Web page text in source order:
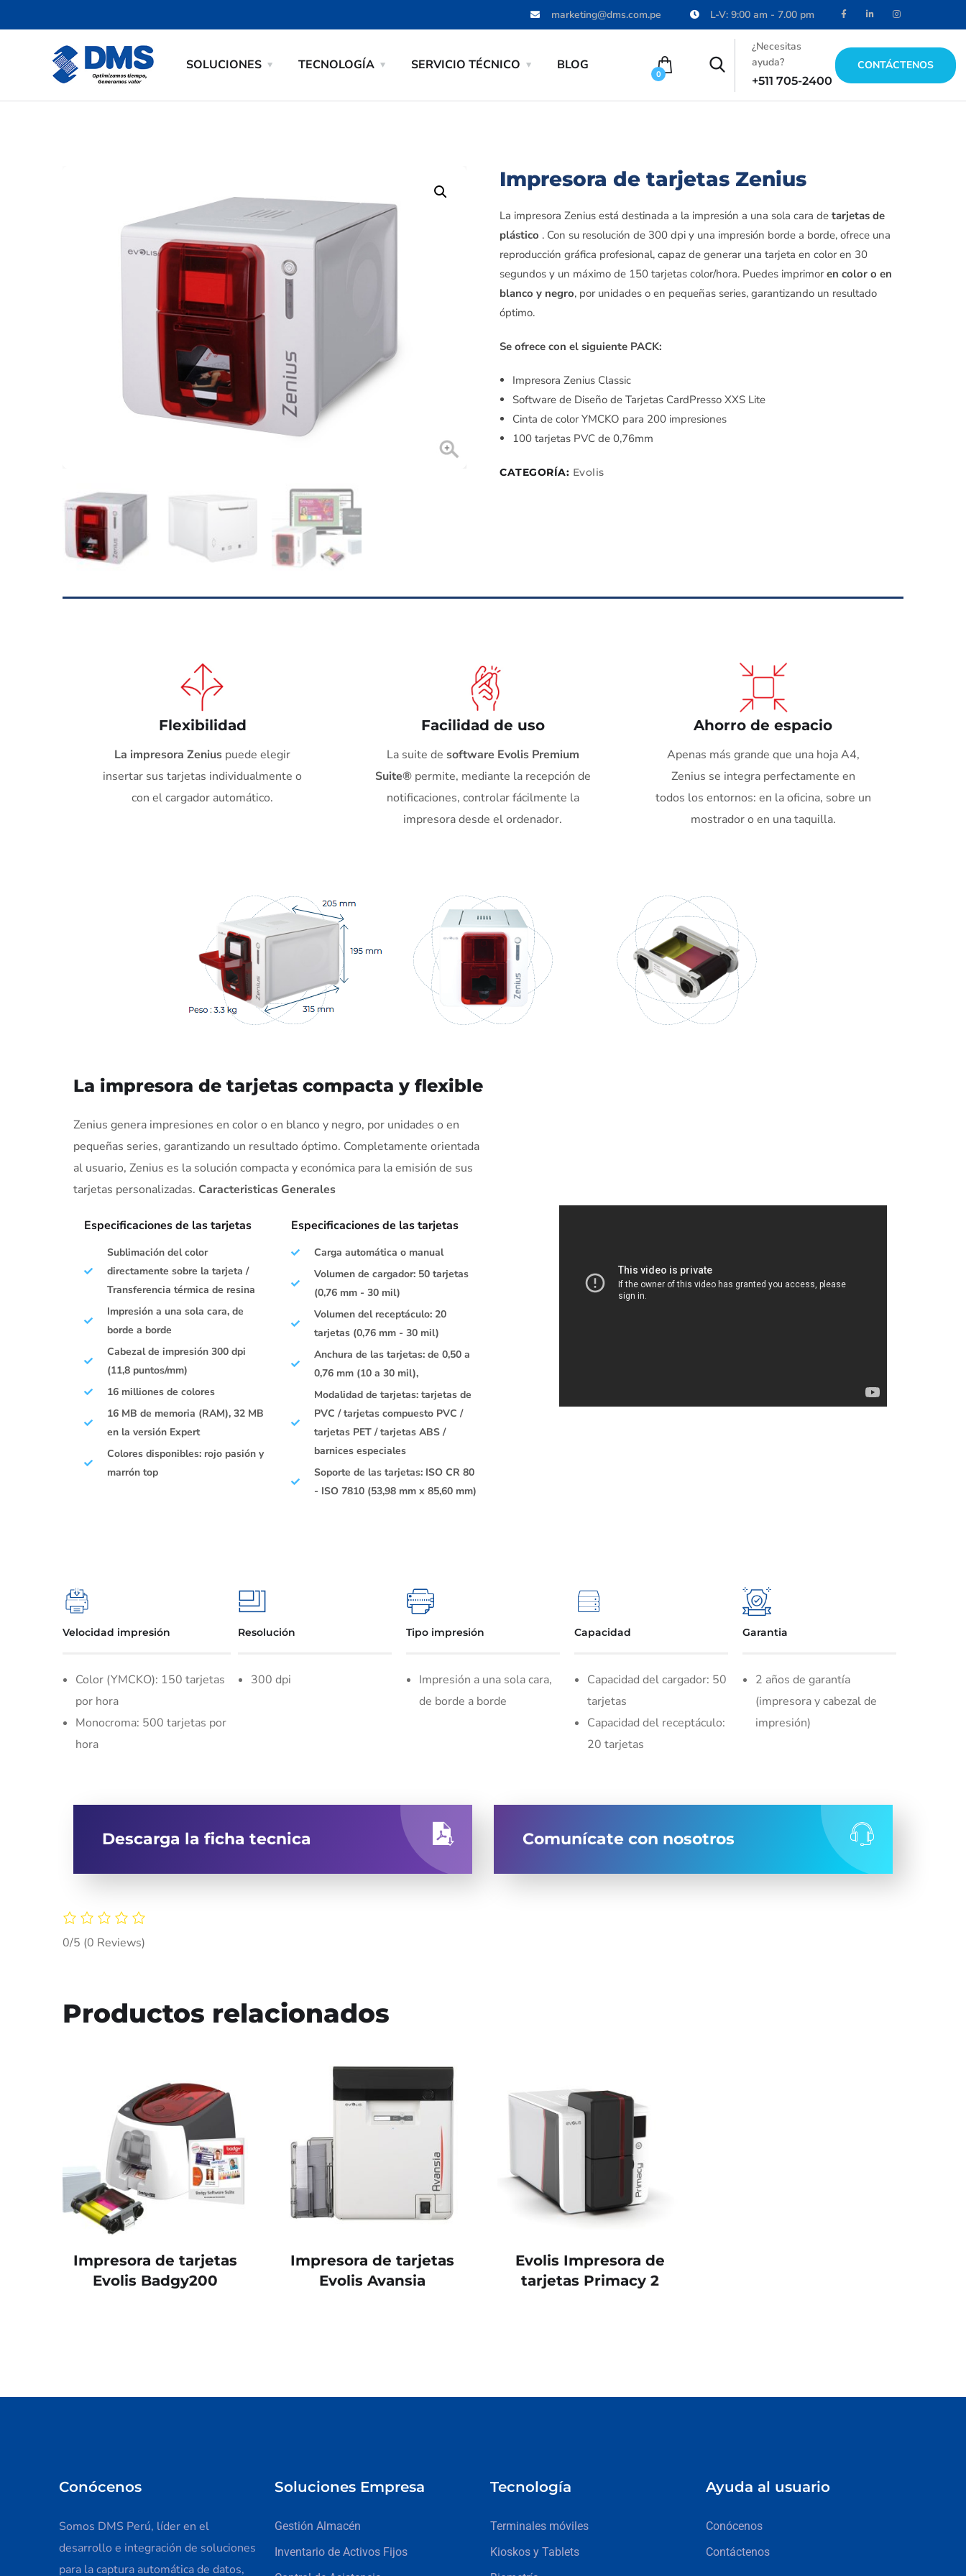
marketing@dms.com.pe L-V: 9:00 am - 7.00 pm
SOLUCIONES TECNOLOGÍA SERVICIO TÉCNICO BLOG
0
¿Necesitas
ayuda?
+511 705-2400
CONTÁCTENOS
Impresora de tarjetas Zenius
La impresora Zenius está destinada a la impresión a una sola cara de tarjetas de
plástico . Con su resolución de 300 dpi y una impresión borde a borde, ofrece una
reproducción gráfica profesional, capaz de generar una tarjeta en color en 30
segundos y un máximo de 150 tarjetas color/hora. Puedes imprimoren color o en
blanco y negro, por unidades o en pequeñas series, garantizando un resultado
óptimo.
Se ofrece con el siguiente PACK:
Impresora Zenius Classic
Software de Diseño de Tarjetas CardPresso XXS Lite
Cinta de color YMCKO para 200 impresiones
100 tarjetas PVC de 0,76mm
CATEGORÍA: Evolis
Flexibilidad
La impresora Zenius puede elegir
insertar sus tarjetas individualmente o
con el cargador automático.
Facilidad de uso
La suite de software Evolis Premium
Suite®permite, mediante la recepción de
notificaciones, controlar fácilmente la
impresora desde el ordenador.
Ahorro de espacio
Apenas más grande que una hoja A4,
Zenius se integra perfectamente en
todos los entornos: en la oficina, sobre un
mostrador o en una taquilla.
La impresora de tarjetas compacta y flexible
Zenius genera impresiones en color o en blanco y negro, por unidades o en
pequeñas series, garantizando un resultado óptimo. Completamente orientada
al usuario, Zenius es la solución compacta y económica para la emisión de sus
tarjetas personalizadas. Caracteristicas Generales
Especificaciones de las tarjetas
Sublimación del color
directamente sobre la tarjeta /
Transferencia térmica de resina
Impresión a una sola cara, de
borde a borde
Cabezal de impresión 300 dpi
(11,8 puntos/mm)
16 milliones de colores
16 MB de memoria (RAM), 32 MB
en la versión Expert
Colores disponibles: rojo pasión y
marrón top
Especificaciones de las tarjetas
Carga automática o manual
Volumen de cargador: 50 tarjetas
(0,76 mm - 30 mil)
Volumen del receptáculo: 20
tarjetas (0,76 mm - 30 mil)
Anchura de las tarjetas: de 0,50 a
0,76 mm (10 a 30 mil),
Modalidad de tarjetas: tarjetas de
PVC / tarjetas compuesto PVC /
tarjetas PET / tarjetas ABS /
barnices especiales
Soporte de las tarjetas: ISO CR 80
- ISO 7810 (53,98 mm x 85,60 mm)
Velocidad impresión
Color (YMCKO): 150 tarjetas
por hora
Monocroma: 500 tarjetas por
hora
Resolución
300 dpi
Tipo impresión
Impresión a una sola cara,
de borde a borde
Capacidad
Capacidad del cargador: 50
tarjetas
Capacidad del receptáculo:
20 tarjetas
Garantia
2 años de garantía
(impresora y cabezal de
impresión)
Descarga la ficha tecnica Comunícate con nosotros
0/5 (0 Reviews)
Productos relacionados
Impresora de tarjetas
Evolis Badgy200
Impresora de tarjetas
Evolis Avansia
Evolis Impresora de
tarjetas Primacy 2
Conócenos
Somos DMS Perú, líder en el
desarrollo e integración de soluciones
para la captura automática de datos,
Soluciones Empresa
Gestión Almacén
Inventario de Activos Fijos
Tecnología
Terminales móviles
Kioskos y Tablets
Ayuda al usuario
Conócenos
Contáctenos